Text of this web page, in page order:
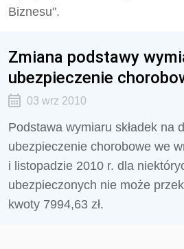
Biznesu".
Zmiana podstawy
ubezpieczenie
03 wrz 2010
Podstawa wymiaru składek na
ubezpieczenie chorobowe we
i listopadzie 2010 r. dla
ubezpieczonych nie może
kwoty 7994,63 zł.